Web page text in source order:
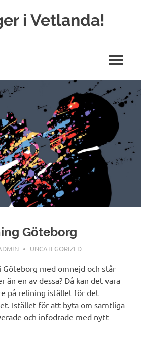
i Vetlanda!
Göteborg
UNCATEGORIZED
med omnejd och står
en av dessa? Då kan det vara
på relining istället för det
Istället för att byta om samtliga
och infodrade med nytt